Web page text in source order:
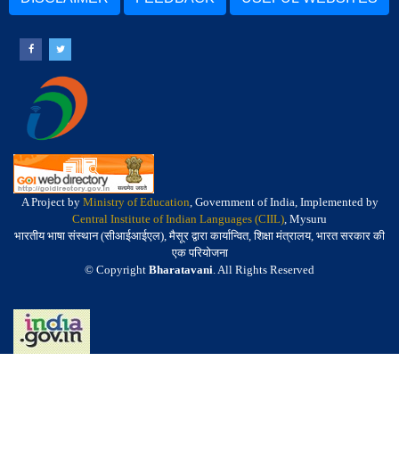
A Project by Ministry of Education, Government of India, Implemented by
Central Institute of Indian Languages (CIIL), Mysuru
भारतीय भाषा संस्थान (सीआईआईएल), मैसूर द्वारा कार्यान्वित, शिक्षा मंत्रालय, भारत सरकार की
एक परियोजना
© Copyright Bharatavani. All Rights Reserved